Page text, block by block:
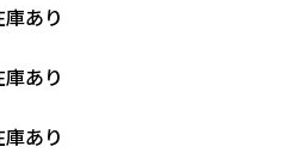
庫あり
庫あり
庫あり